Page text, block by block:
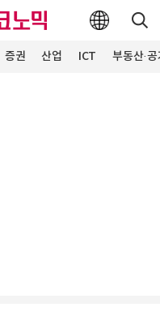
증권 산업 ICT 부동산·